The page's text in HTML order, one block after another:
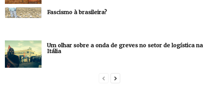
Fascismo à brasileira?
Um olhar sobre a onda de greves no setor de logística na
Itália